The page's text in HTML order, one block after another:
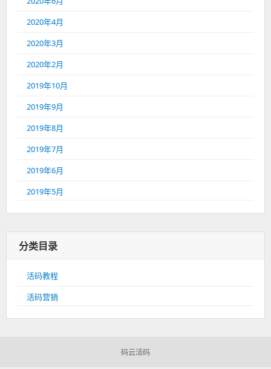
2020年4月
2020年3月
2020年2月
2019年10月
2019年9月
2019年8月
2019年7月
2019年6月
2019年5月
分类目录
活码教程
活码营销
码云活码